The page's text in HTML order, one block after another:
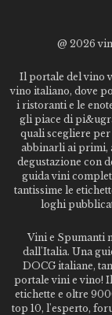
@ 2026
Il portale del vino
vino italiano, dove
i ristoranti e le
gli piace di
quali scegliere per
abbinarli ai primi,
degustazione con
guida vini
tantissime le
loghi
Vini e Spumanti
dall'Italia. Una
DOCG italiane,
portale vini e vino!
etichette e oltre
top 10, l'esperto,